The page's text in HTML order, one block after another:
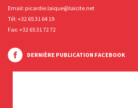
Email: picardie.laique@laicite.net
Tél: +32 65 31 64 19
Fax: +32 65 31 72 72
DERNIÈRE PUBLICATION FACEBOOK